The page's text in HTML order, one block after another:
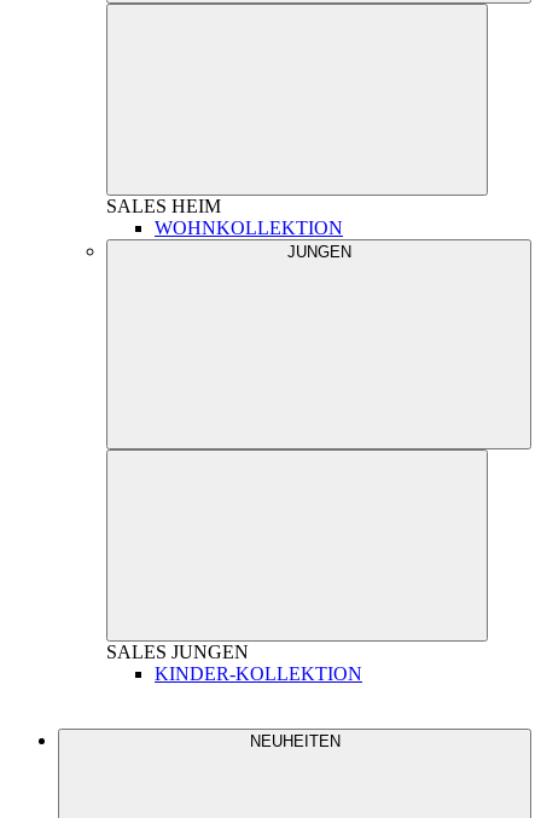
SALES HEIM
WOHNKOLLEKTION
JUNGEN
SALES JUNGEN
KINDER-KOLLEKTION
NEUHEITEN